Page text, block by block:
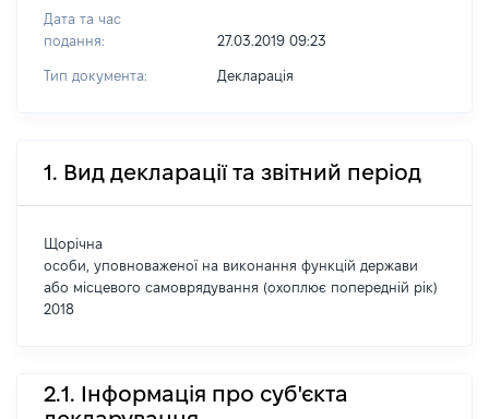
Дата та час
подання:
27.03.2019 09:23
Тип документа: Декларація
1. Вид декларації та звітний період
Щорічна
особи, уповноваженої на виконання функцій держави
або місцевого самоврядування (охоплює попередній рік)
2018
2.1. Інформація про суб'єкта